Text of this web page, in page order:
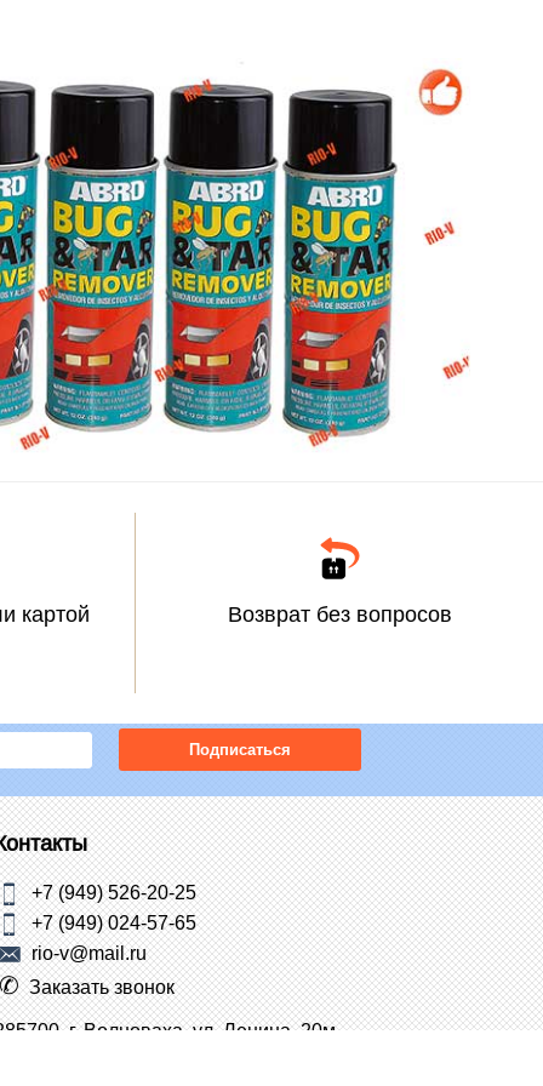
картой Возврат без вопросов
Подписаться
+7 (949) 526-20-25
+7 (949) 024-57-65
rio-v@mail.ru
Заказать звонок
г. Волноваха, ул. Ленина, 20м